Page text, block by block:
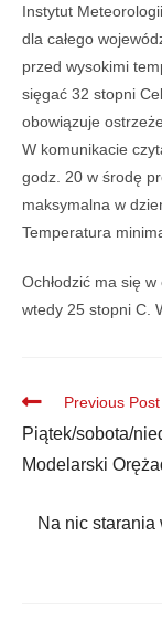
Instytut
dla całego
przed wysokimi
sięgać 32 stopni
obowiązuje
W komunikacie
godz. 20 w środę
maksymalna w
Temperatura
Ochłodzić ma się
wtedy 25 stopni C.
Previous Post
Piątek/sobota/
Modelarski
Na nic starania